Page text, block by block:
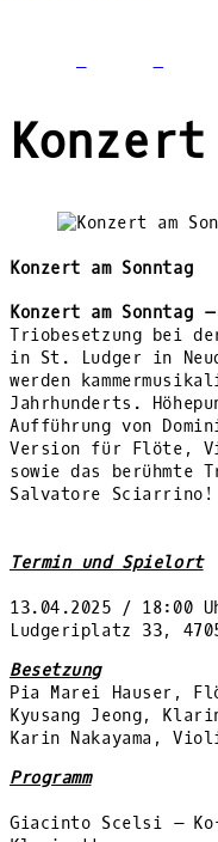
Konzert am Sonntag
Konzert am Sonntag –
Triobesetzung bei
in St. Ludger in
werden
Jahrhunderts.
Aufführung von
Version für Flöte,
sowie das berühmte
Salvatore Sciarrino!
Termin und Spielort
13.04.2025 / 18:00
Ludgeriplatz 33,
Besetzung
Pia Marei Hauser,
Kyusang Jeong,
Karin Nakayama,
Programm
Giacinto Scelsi –